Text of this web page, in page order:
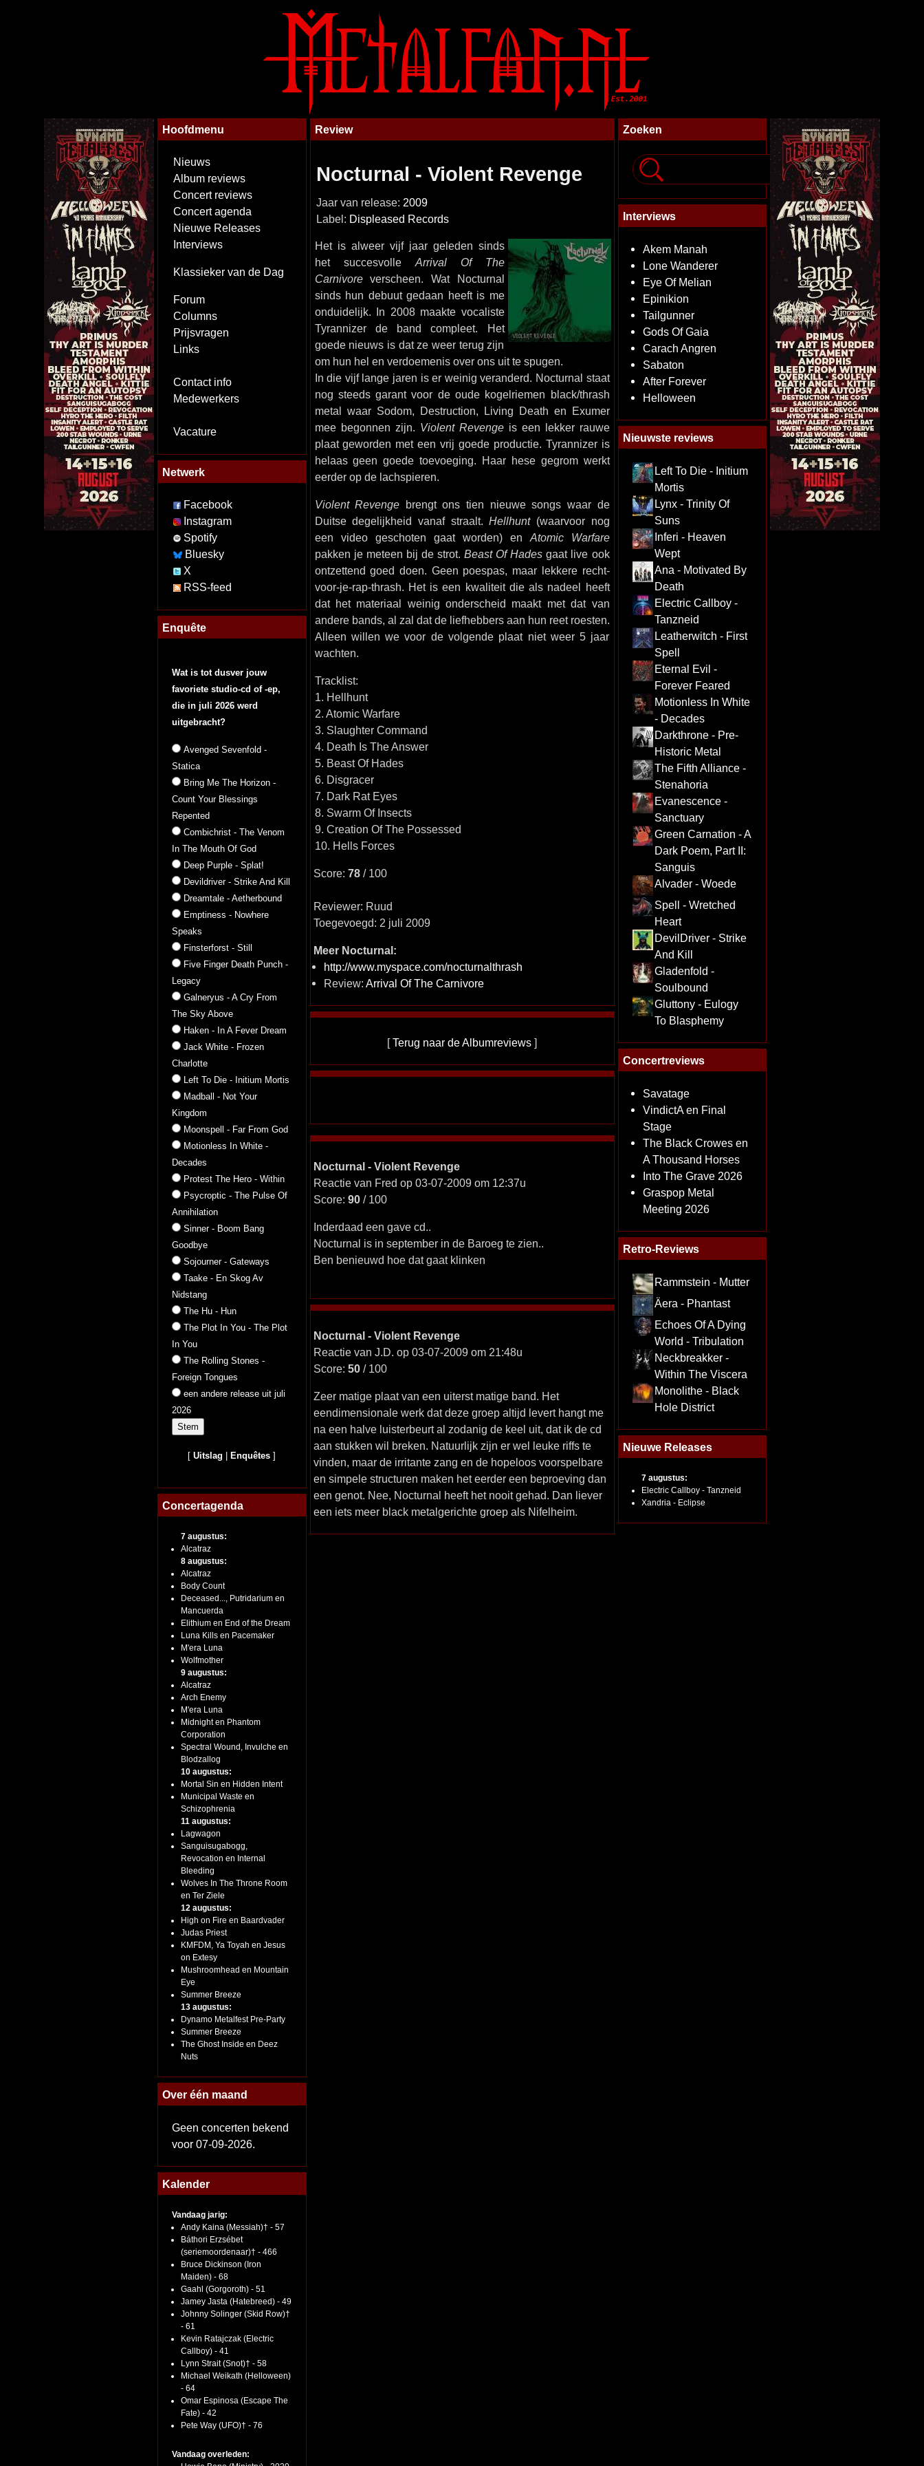
Hoofdmenu
Nieuws
Album reviews
Concert reviews
Concert agenda
Nieuwe Releases
Interviews
Klassieker van de Dag
Forum
Columns
Prijsvragen
Links
Contact info
Medewerkers
Vacature
Netwerk
Facebook
Instagram
Spotify
Bluesky
X
RSS-feed
Enquête
Wat is tot dusver jouw
favoriete studio-cd of -ep,
die in juli 2026 werd
uitgebracht?
Avenged Sevenfold -
Statica
Bring Me The Horizon -
Count Your Blessings
Repented
Combichrist - The Venom
In The Mouth Of God
Deep Purple - Splat!
Devildriver - Strike And Kill
Dreamtale - Aetherbound
Emptiness - Nowhere
Speaks
Finsterforst - Still
Five Finger Death Punch -
Legacy
Galneryus - A Cry From
The Sky Above
Haken - In A Fever Dream
Jack White - Frozen
Charlotte
Left To Die - Initium Mortis
Madball - Not Your
Kingdom
Moonspell - Far From God
Motionless In White -
Decades
Protest The Hero - Within
Psycroptic - The Pulse Of
Annihilation
Sinner - Boom Bang
Goodbye
Sojourner - Gateways
Taake - En Skog Av
Nidstang
The Hu - Hun
The Plot In You - The Plot
In You
The Rolling Stones -
Foreign Tongues
een andere release uit juli
2026
[Uitslag Enquêtes ]
Concertagenda
7 augustus:
Alcatraz
8 augustus:
Alcatraz
Body Count
Deceased..., Putridarium en
Mancuerda
Elithium en End of the Dream
Luna Kills en Pacemaker
M'era Luna
Wolfmother
9 augustus:
Alcatraz
Arch Enemy
M'era Luna
Midnight en Phantom
Corporation
Spectral Wound, Invulche en
Blodzallog
10 augustus:
Mortal Sin en Hidden Intent
Municipal Waste en
Schizophrenia
11 augustus:
Lagwagon
Sanguisugabogg,
Revocation en Internal
Bleeding
Wolves In The Throne Room
en Ter Ziele
12 augustus:
High on Fire en Baardvader
Judas Priest
KMFDM, Ya Toyah en Jesus
on Extesy
Mushroomhead en Mountain
Eye
Summer Breeze
13 augustus:
Dynamo Metalfest Pre-Party
Summer Breeze
The Ghost Inside en Deez
Nuts
Over één maand
Geen concerten bekend
voor 07-09-2026.
Kalender
Vandaag jarig:
Andy Kaina (Messiah)† - 57
Báthori Erzsébet
(seriemoordenaar)† - 466
Bruce Dickinson (Iron
Maiden) - 68
Gaahl (Gorgoroth) - 51
Jamey Jasta (Hatebreed) - 49
Johnny Solinger (Skid Row)†
- 61
Kevin Ratajczak (Electric
Callboy) - 41
Lynn Strait (Snot)† - 58
Michael Weikath (Helloween)
- 64
Omar Espinosa (Escape The
Fate) - 42
Pete Way (UFO)† - 76
Vandaag overleden:
Review
Nocturnal - Violent Revenge
Jaar van release: 2009
Label: Displeased Records
Het is alweer vijf jaar geleden sinds
het succesvolle Arrival Of The
Carnivoreverscheen. Wat Nocturnal
sinds hun debuut gedaan heeft is me
onduidelijk. In 2008 maakte vocaliste
Tyrannizer de band compleet. Het
goede nieuws is dat ze weer terug zijn
om hun hel en verdoemenis over ons uit te spugen.
In die vijf lange jaren is er weinig veranderd. Nocturnal staat
nog steeds garant voor de oude kogelriemen black/thrash
metal waar Sodom, Destruction, Living Death en Exumer
mee begonnen zijn. Violent Revengeis een lekker rauwe
plaat geworden met een vrij goede productie. Tyrannizer is
helaas geen goede toevoeging. Haar hese gegrom werkt
eerder op de lachspieren.
Violent Revenge brengt ons tien nieuwe songs waar de
Duitse degelijkheid vanaf straalt.Hellhunt(waarvoor nog
een video geschoten gaat worden) en Atomic Warfare
pakken je meteen bij de strot.Beast Of Hades gaat live ook
ontzettend goed doen. Geen poespas, maar lekkere recht-
voor-je-rap-thrash. Het is een kwaliteit die als nadeel heeft
dat het materiaal weinig onderscheid maakt met dat van
andere bands, al zal dat de liefhebbers aan hun reet roesten.
Alleen willen we voor de volgende plaat niet weer 5 jaar
wachten.
Tracklist:
1. Hellhunt
2. Atomic Warfare
3. Slaughter Command
4. Death Is The Answer
5. Beast Of Hades
6. Disgracer
7. Dark Rat Eyes
8. Swarm Of Insects
9. Creation Of The Possessed
10. Hells Forces
Score: 78/ 100
Reviewer: Ruud
Toegevoegd: 2 juli 2009
Meer Nocturnal:
http://www.myspace.com/nocturnalthrash
Review: Arrival Of The Carnivore
[Terug naar de Albumreviews ]
Nocturnal - Violent Revenge
Reactie van Fred op 03-07-2009 om 12:37u
Score: 90/ 100
Inderdaad een gave cd..
Nocturnal is in september in de Baroeg te zien..
Ben benieuwd hoe dat gaat klinken
Nocturnal - Violent Revenge
Reactie van J.D. op 03-07-2009 om 21:48u
Score: 50/ 100
Zeer matige plaat van een uiterst matige band. Het
eendimensionale werk dat deze groep altijd levert hangt me
na een halve luisterbeurt al zodanig de keel uit, dat ik de cd
aan stukken wil breken. Natuurlijk zijn er wel leuke riffs te
vinden, maar de irritante zang en de hopeloos voorspelbare
en simpele structuren maken het eerder een beproeving dan
een genot. Nee, Nocturnal heeft het nooit gehad. Dan liever
een iets meer black metalgerichte groep als Nifelheim.
Zoeken
Interviews
Akem Manah
Lone Wanderer
Eye Of Melian
Epinikion
Tailgunner
Gods Of Gaia
Carach Angren
Sabaton
After Forever
Helloween
Nieuwste reviews
Left To Die - Initium
Mortis
Lynx - Trinity Of
Suns
Inferi - Heaven
Wept
Ana - Motivated By
Death
Electric Callboy -
Tanzneid
Leatherwitch - First
Spell
Eternal Evil -
Forever Feared
Motionless In White
- Decades
Darkthrone - Pre-
Historic Metal
The Fifth Alliance -
Stenahoria
Evanescence -
Sanctuary
Green Carnation - A
Dark Poem, Part II:
Sanguis
Alvader - Woede
Spell - Wretched
Heart
DevilDriver - Strike
And Kill
Gladenfold -
Soulbound
Gluttony - Eulogy
To Blasphemy
Concertreviews
Savatage
VindictA en Final
Stage
The Black Crowes en
A Thousand Horses
Into The Grave 2026
Graspop Metal
Meeting 2026
Retro-Reviews
Rammstein - Mutter
Äera - Phantast
Echoes Of A Dying
World - Tribulation
Neckbreakker -
Within The Viscera
Monolithe - Black
Hole District
Nieuwe Releases
7 augustus:
Electric Callboy - Tanzneid
Xandria - Eclipse